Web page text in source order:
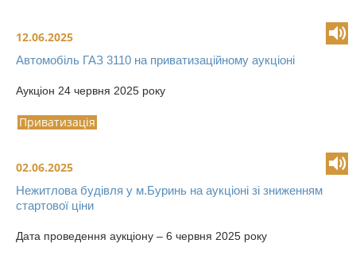
12.06.2025
Автомобіль ГАЗ 3110 на приватизаційному аукціоні
Аукціон 24 червня 2025 року
Приватизація
02.06.2025
Нежитлова будівля у м.Буринь на аукціоні зі зниженням
стартової ціни
Дата проведення аукціону – 6 червня 2025 року